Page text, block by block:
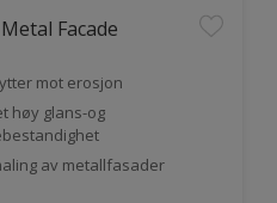
Facade
mot erosjon
høy glans-og
av metallfasader